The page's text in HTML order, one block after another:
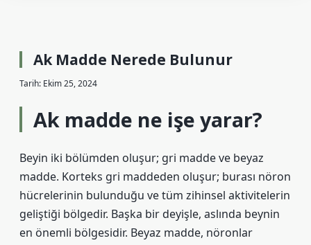
Ak Madde Nerede Bulunur
Tarih: Ekim 25, 2024
Ak madde ne işe yarar?
Beyin iki bölümden oluşur; gri madde ve beyaz
madde. Korteks gri maddeden oluşur; burası nöron
hücrelerinin bulunduğu ve tüm zihinsel aktivitelerin
geliştiği bölgedir. Başka bir deyişle, aslında beynin
en önemli bölgesidir. Beyaz madde, nöronlar